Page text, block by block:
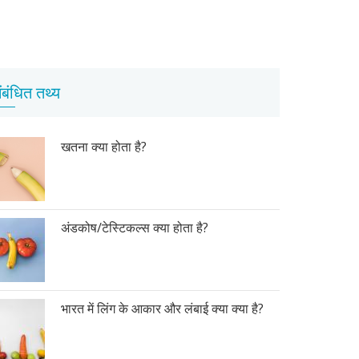
तथ्य
खतना क्या होता है?
अंडकोष/टेस्टिकल्स क्या होता है?
भारत में लिंग के आकार और लंबाई क्या क्या है?